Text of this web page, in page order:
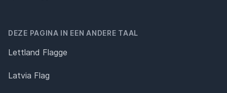
DEZE PAGINA IN EEN ANDERE TAAL
Lettland Flagge
Latvia Flag